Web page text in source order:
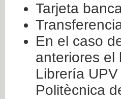
Tarjeta
En el caso
anteriores el
Librería
Politècnica